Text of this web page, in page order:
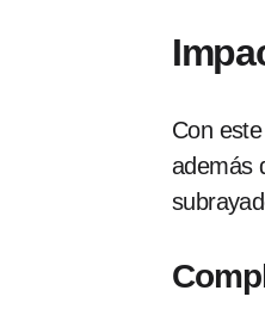
Con
además